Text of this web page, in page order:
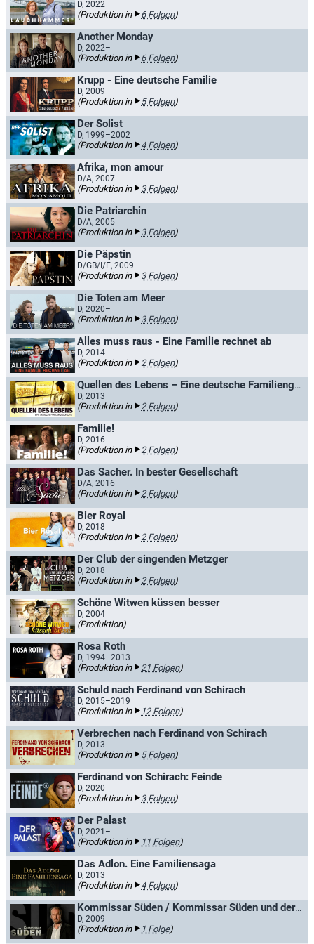
D, 2022
(Produktion in 6 Folgen)
Another Monday
D, 2022–
(Produktion in 6 Folgen)
Krupp - Eine deutsche Familie
D, 2009
(Produktion in 5 Folgen)
Der Solist
D, 1999–2002
(Produktion in 4 Folgen)
Afrika, mon amour
D/A, 2007
(Produktion in 3 Folgen)
Die Patriarchin
D/A, 2005
(Produktion in 3 Folgen)
Die Päpstin
D/GB/I/E, 2009
(Produktion in 3 Folgen)
Die Toten am Meer
D, 2020–
(Produktion in 3 Folgen)
Alles muss raus - Eine Familie rechnet ab
D, 2014
(Produktion in 2 Folgen)
Quellen des Lebens – Eine deutsche Familiengeschichte
D, 2013
(Produktion in 2 Folgen)
Familie!
D, 2016
(Produktion in 2 Folgen)
Das Sacher. In bester Gesellschaft
D/A, 2016
(Produktion in 2 Folgen)
Bier Royal
D, 2018
(Produktion in 2 Folgen)
Der Club der singenden Metzger
D, 2018
(Produktion in 2 Folgen)
Schöne Witwen küssen besser
D, 2004
(Produktion)
Rosa Roth
D, 1994–2013
(Produktion in 21 Folgen)
Schuld nach Ferdinand von Schirach
D, 2015–2019
(Produktion in 12 Folgen)
Verbrechen nach Ferdinand von Schirach
D, 2013
(Produktion in 5 Folgen)
Ferdinand von Schirach: Feinde
D, 2020
(Produktion in 3 Folgen)
Der Palast
D, 2021–
(Produktion in 11 Folgen)
Das Adlon. Eine Familiensaga
D, 2013
(Produktion in 4 Folgen)
Kommissar Süden / Kommissar Süden und der Luftgitarrist
D, 2009
(Produktion in 1 Folge)